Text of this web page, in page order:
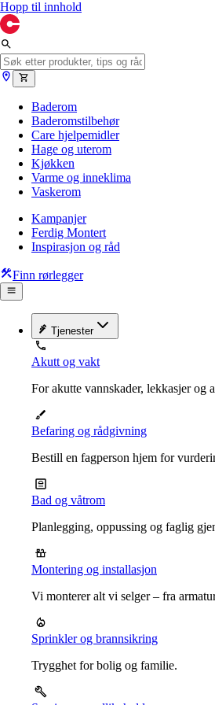
Hopp til innhold
Baderom
Baderomstilbehør
Care hjelpemidler
Hage og uterom
Kjøkken
Varme og inneklima
Vaskerom
Kampanjer
Ferdig Montert
Inspirasjon og råd
Finn rørlegger
Tjenester
Akutt og vakt
For akutte vannskader, lekkasjer og
Befaring og rådgivning
Bestill en fagperson hjem for
Bad og våtrom
Planlegging, oppussing og faglig
Montering og installasjon
Vi monterer alt vi selger – fra
Sprinkler og brannsikring
Trygghet for bolig og familie.